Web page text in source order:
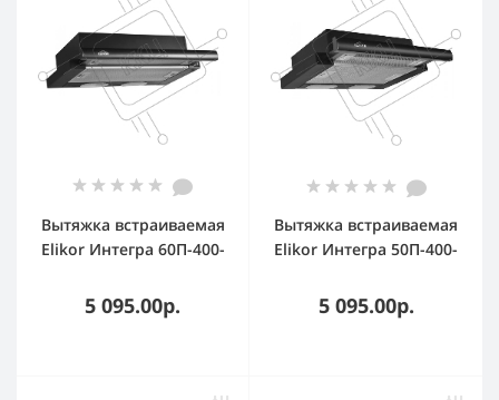
Вытяжка встраиваемая
Elikor Интегра 60П-400-
куб. м/ч, 55 дБ
5 095.00р.
Вытяжка встраиваемая
Elikor Интегра 50П-400-
куб. м/ч, 57 дБ
5 095.00р.